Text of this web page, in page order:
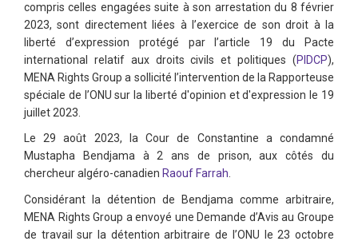
compris celles engagées suite à son arrestation du 8 février
2023, sont directement liées à l’exercice de son droit à la
liberté d’expression protégé par l’article 19 du Pacte
international relatif aux droits civils et politiques (PIDCP),
MENA Rights Group a sollicité l’intervention de la Rapporteuse
spéciale de l’ONU sur la liberté d'opinion et d'expression le 19
juillet 2023.
Le 29 août 2023, la Cour de Constantine a condamné
Mustapha Bendjama à 2 ans de prison, aux côtés du
chercheur algéro-canadien Raouf Farrah
Considérant la détention de Bendjama comme arbitraire,
MENA Rights Group a envoyé une Demande d’Avis au Groupe
de travail sur la détention arbitraire de l’ONU le 23 octobre